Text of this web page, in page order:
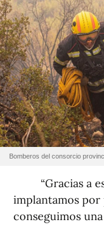
Bomberos del consorcio
“Gracias a
implantamos por
conseguimos